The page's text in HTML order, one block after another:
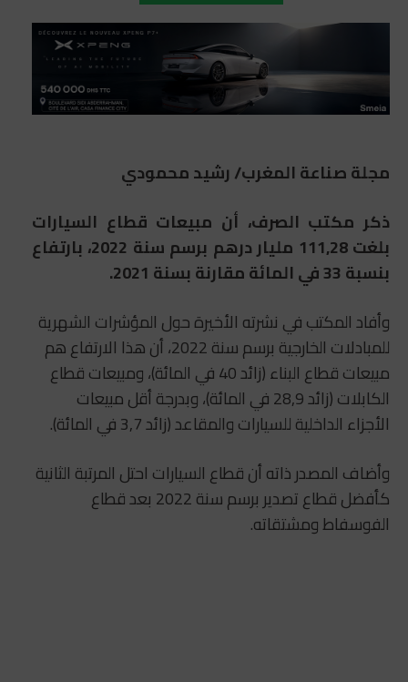
مجلة صناعة المغرب/ رشيد محمودي
ذكر مكتب الصرف، أن مبيعات قطاع السيارات
بلغت 111,28 مليار درهم برسم سنة 2022، بارتفاع
بنسبة 33 في المائة مقارنة بسنة 2021.
وأفاد المكتب في نشرته الأخيرة حول المؤشرات الشهرية
للمبادلات الخارجية برسم سنة 2022، أن هذا الارتفاع هم
مبيعات قطاع البناء (زائد 40 في المائة)، ومبيعات قطاع
الكابلات (زائد 28,9 في المائة)، وبدرجة أقل مبيعات
الأجزاء الداخلية للسيارات والمقاعد (زائد 3,7 في المائة).
وأضاف المصدر ذاته أن قطاع السيارات احتل المرتبة الثانية
كأفضل قطاع تصدير برسم سنة 2022 بعد قطاع
الفوسفاط ومشتقاته.